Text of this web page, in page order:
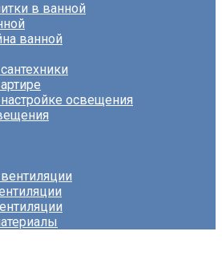
в ванной
ванной
освещения